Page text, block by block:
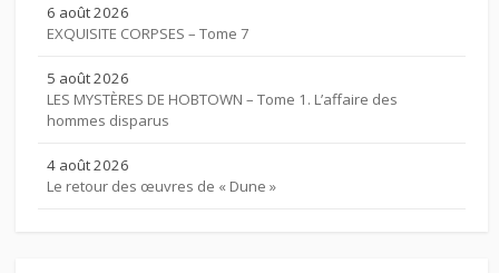
6 août 2026
EXQUISITE CORPSES – Tome 7
5 août 2026
LES MYSTÈRES DE HOBTOWN – Tome 1. L’affaire des
hommes disparus
4 août 2026
Le retour des œuvres de « Dune »